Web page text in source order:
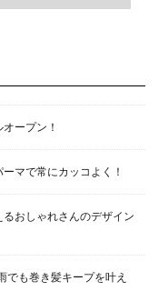
町２丁目９－２３ 晃進ビル2F
1-2 フラットライフワーク1F
ープン！
マで常にカッコよく！
るおしゃれさんのデザイン
でも巻き髪キープを叶え